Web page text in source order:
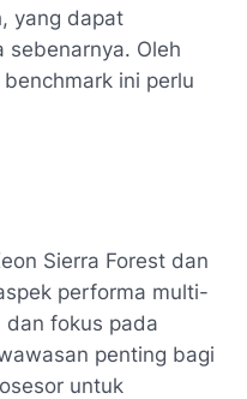
yang dapat
sebenarnya. Oleh
ini perlu
Sierra Forest dan
performa multi-
dan fokus pada
penting bagi
untuk